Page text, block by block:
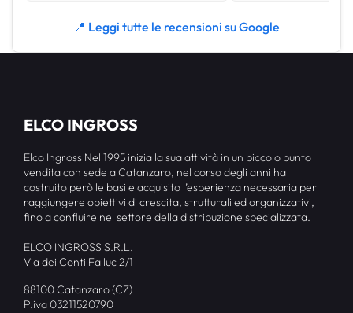
📍 Leggi tutte le recensioni su Google
ELCO INGROSS
Elco Ingross Nel 1995 inizia la sua attività in un piccolo punto
vendita con sede a Catanzaro, nel corso degli anni ha
costruito però le basi e acquisito l’esperienza necessaria per
raggiungere obiettivi di crescita, strutturali ed organizzativi,
fino a confluire nel settore della distribuzione specializzata.
ELCO INGROSS S.R.L.
Via dei Conti Falluc 2/1
88100 Catanzaro (CZ)
P.iva 03211520790